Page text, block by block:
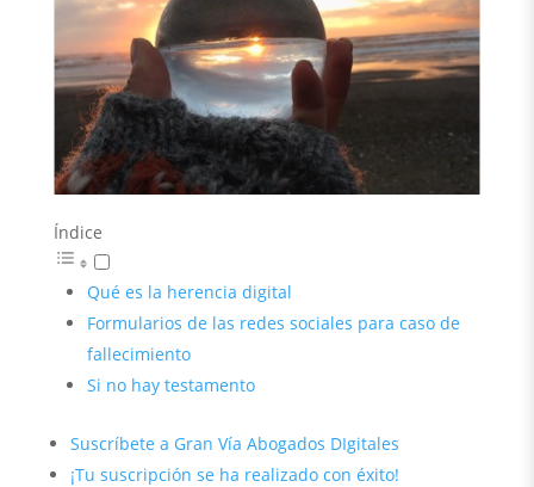
Índice
Qué es la herencia digital
Formularios de las redes sociales para caso de
fallecimiento
Si no hay testamento
Suscríbete a Gran Vía Abogados DIgitales
¡Tu suscripción se ha realizado con éxito!